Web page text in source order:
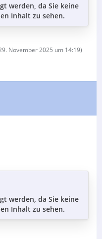
werden, da Sie keine
Inhalt zu sehen.
November 2025 um 14:19)
werden, da Sie keine
Inhalt zu sehen.